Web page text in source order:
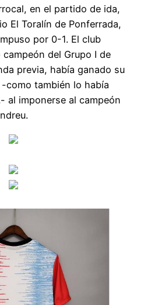
en el partido de ida,
El Toralín de Ponferrada,
por 0-1. El club
del Grupo I de
previa, había ganado su
como también lo había
al imponerse al campeón